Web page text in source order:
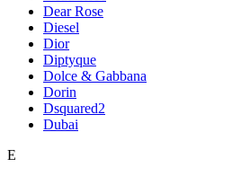
Dear Rose
Diesel
Dior
Diptyque
Dolce & Gabbana
Dorin
Dsquared2
Dubai
E